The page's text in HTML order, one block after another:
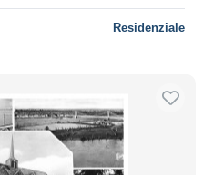
Residenziale